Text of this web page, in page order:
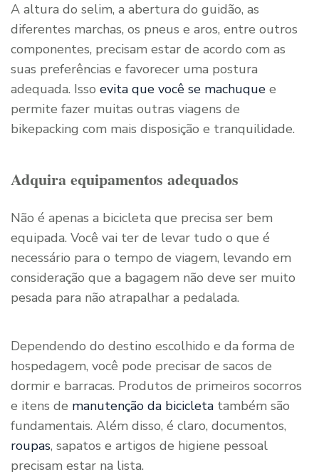
A altura do selim, a abertura do guidão, as
diferentes marchas, os pneus e aros, entre outros
componentes, precisam estar de acordo com as
suas preferências e favorecer uma postura
adequada. Isso evita que você se machuque e
permite fazer muitas outras viagens de
bikepacking com mais disposição e tranquilidade.
Adquira equipamentos adequados
Não é apenas a bicicleta que precisa ser bem
equipada. Você vai ter de levar tudo o que é
necessário para o tempo de viagem, levando em
consideração que a bagagem não deve ser muito
pesada para não atrapalhar a pedalada.
Dependendo do destino escolhido e da forma de
hospedagem, você pode precisar de sacos de
dormir e barracas. Produtos de primeiros socorros
e itens de manutenção da bicicleta também são
fundamentais. Além disso, é claro, documentos,
roupas, sapatos e artigos de higiene pessoal
precisam estar na lista.